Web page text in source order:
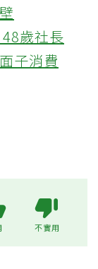
歲社長
子消費
不實用